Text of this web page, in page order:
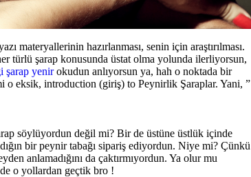
materyallerinin hazırlanması, senin için araştırılması.
türlü şarap konusunda üstat olma yolunda ilerliyorsun,
şarap yenirokudun anlıyorsun ya, hah o noktada bir
o eksik, introduction (giriş) to Peynirlik Şaraplar. Yani, ”
söylüyordun değil mi? Bir de üstüne üstlük içinde
bir peynir tabağı sipariş ediyordun. Niye mi? Çünkü
anlamadığını da çaktırmıyordun. Ya olur mu
o yollardan geçtik bro !